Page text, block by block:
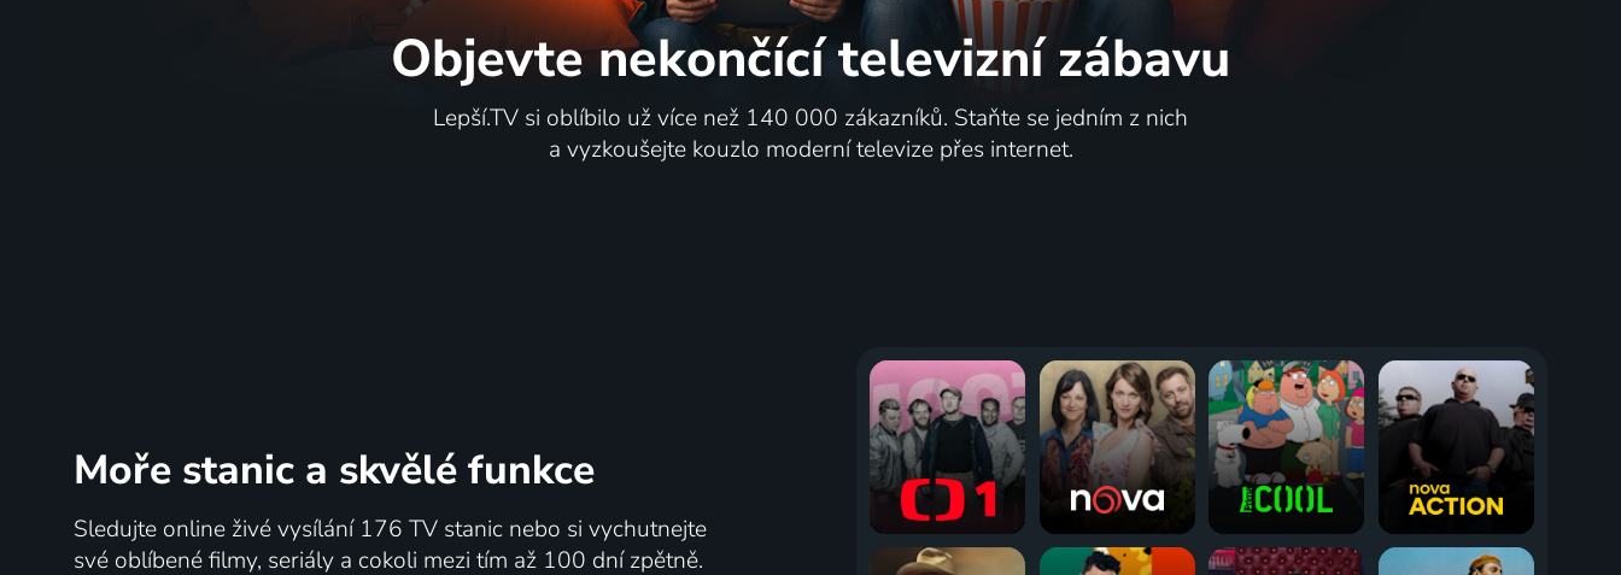
Objevte nekončící televizní zábavu
Lepší.TV si oblíbilo už více než 140 000 zákazníků. Staňte se jedním z nich
a vyzkoušejte kouzlo moderní televize přes internet.
Moře stanic a skvělé funkce
Sledujte online živé vysílání 176 TV stanic nebo si vychutnejte
své oblíbené filmy, seriály a cokoli mezi tím až 100 dní zpětně.